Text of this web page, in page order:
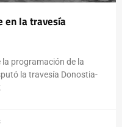
en la travesía
programación de la
la travesía Donostia-